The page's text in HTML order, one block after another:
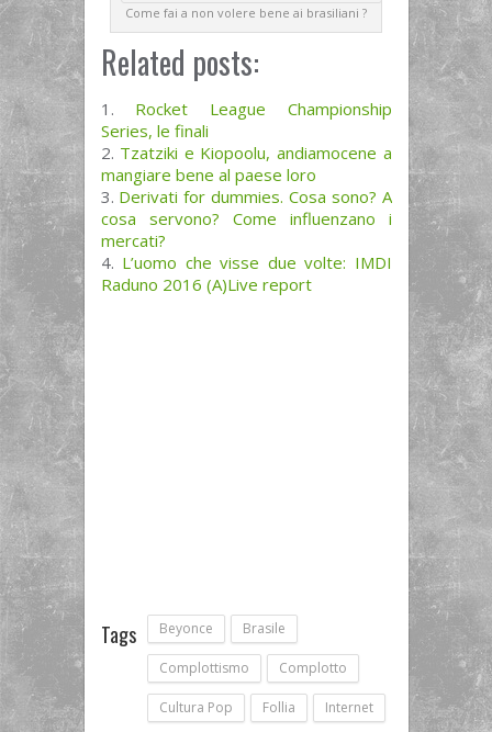
Come fai a non volere bene ai brasiliani ?
Related posts:
Rocket League Championship
Series, le finali
Tzatziki e Kiopoolu, andiamocene a
mangiare bene al paese loro
Derivati for dummies. Cosa sono? A
cosa servono? Come influenzano i
mercati?
L’uomo che visse due volte: IMDI
Raduno 2016 (A)Live report
Tags Beyonce Brasile
Complottismo Complotto
Cultura Pop Follia Internet